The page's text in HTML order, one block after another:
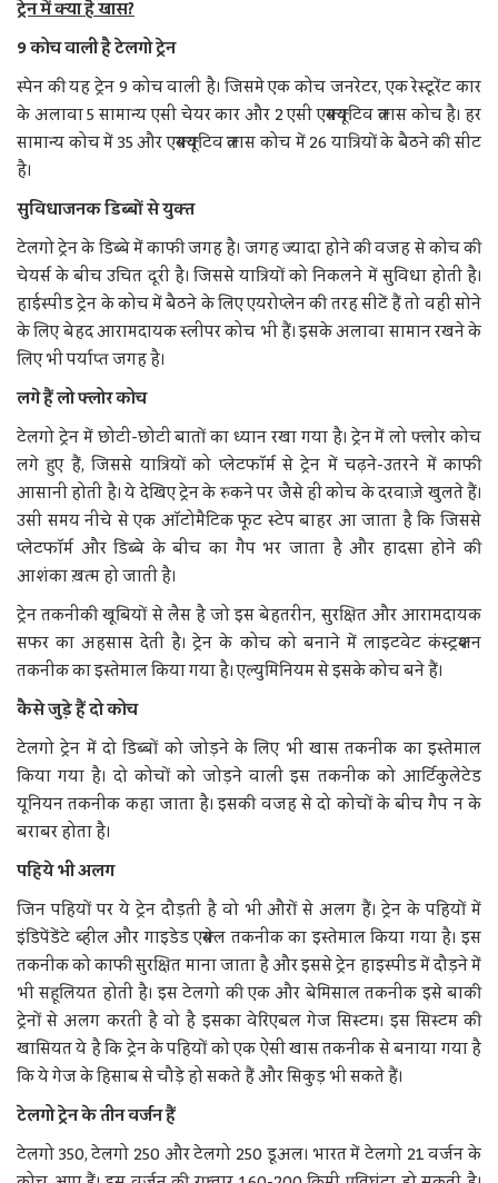
ट्रेन में क्या है खास?
9कोच वाली है टेलगो ट्रेन
स्पेन की यह ट्रेन 9 कोच वाली है। जिसमे एक कोच जनरेटर, एक रेस्टूरेंट कार
के अलावा 5 सामान्य एसी चेयर कार और 2 एसी एक्सक्यूटिव क्लास कोच है। हर
सामान्य कोच में 35 और एक्सक्यूटिव क्लास कोच में 26 यात्रियों के बैठने की सीट
है।
सुविधाजनक डिब्बों से युक्‍त
टेलगो ट्रेन के डिब्बे में काफी जगह है। जगह ज्यादा होने की वजह से कोच की
चेयर्स के बीच उचित दूरी है। जिससे यात्रियों को निकलने में सुविधा होती है।
हाईस्पीड ट्रेन के कोच में बैठने के लिए एयरोप्लेन की तरह सीटें हैं तो वहीं सोने
के लिए बेहद आरामदायक स्लीपर कोच भी हैं। इसके अलावा सामान रखने के
लिए भी पर्याप्त जगह है।
लगे हैं लो फ्लोर कोच
टेलगो ट्रेन में छोटी-छोटी बातों का ध्यान रखा गया है। ट्रेन में लो फ्लोर कोच
लगे हुए हैं, जिससे यात्रियों को प्लेटफॉर्म से ट्रेन में चढ़ने-उतरने में काफी
आसानी होती है। ये देखिए ट्रेन के रुकने पर जैसे ही कोच के दरवाज़े खुलते हैं।
उसी समय नीचे से एक ऑटोमैटिक फूट स्टेप बाहर आ जाता है कि जिससे
प्लेटफॉर्म और डिब्बे के बीच का गैप भर जाता है और हादसा होने की
आशंका ख़त्म हो जाती है।
ट्रेन तकनीकी खूबियों से लैस है जो इस बेहतरीन, सुरक्षित और आरामदायक
सफर का अहसास देती है। ट्रेन के कोच को बनाने में लाइटवेट कंस्ट्रक्शन
तकनीक का इस्तेमाल किया गया है। एल्युमिनियम से इसके कोच बने हैं।
कैसे जुड़े हैं दो कोच
टेलगो ट्रेन में दो डिब्बों को जोड़ने के लिए भी खास तकनीक का इस्तेमाल
किया गया है। दो कोचों को जोड़ने वाली इस तकनीक को आर्टिकुलेटेड
यूनियन तकनीक कहा जाता है। इसकी वजह से दो कोचों के बीच गैप न के
बराबर होता है।
पहिये भी अलग
जिन पहियों पर ये ट्रेन दौड़ती है वो भी औरों से अलग हैं। ट्रेन के पहियों में
इंडिपेंडेंटे ब्हील और गाइडेड एक्सेल तकनीक का इस्तेमाल किया गया है। इस
तकनीक को काफी सुरक्षित माना जाता है और इससे ट्रेन हाइस्पीड में दौड़ने में
भी सहूलियत होती है। इस टेलगो की एक और बेमिसाल तकनीक इसे बाकी
ट्रेनों से अलग करती है वो है इसका वेरिएबल गेज सिस्टम। इस सिस्टम की
खासियत ये है कि ट्रेन के पहियों को एक ऐसी खास तकनीक से बनाया गया है
कि ये गेज के हिसाब से चौड़े हो सकते हैं और सिकुड़ भी सकते हैं।
टेलगो ट्रेन के तीन वर्जन हैं
टेलगो 350, टेलगो 250 और टेलगो 250 डूअल। भारत में टेलगो 21 वर्जन के